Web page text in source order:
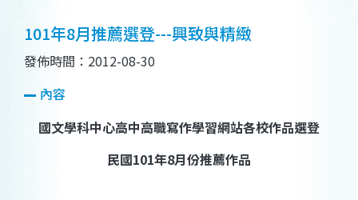
101年8月推薦選登---興致與精緻
發佈時間：2012-08-30
內容
國文學科中心高中高職寫作學習網站各校作品選登
民國101年8月份推薦作品